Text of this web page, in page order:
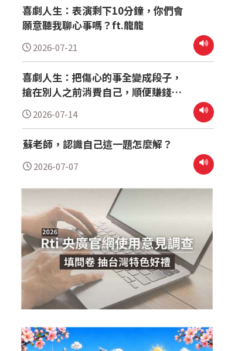
喜劇人生：表演剩下10分鐘，你們會
願意聽我聊心事嗎？ft.龍龍
2026-07-21
喜劇人生：把傷心的事全變成段子，
搶在別人之前消費自己，順便賺錢！
ft.龍龍
2026-07-14
蘇老師，認識自己這一題怎麼解？
2026-07-07